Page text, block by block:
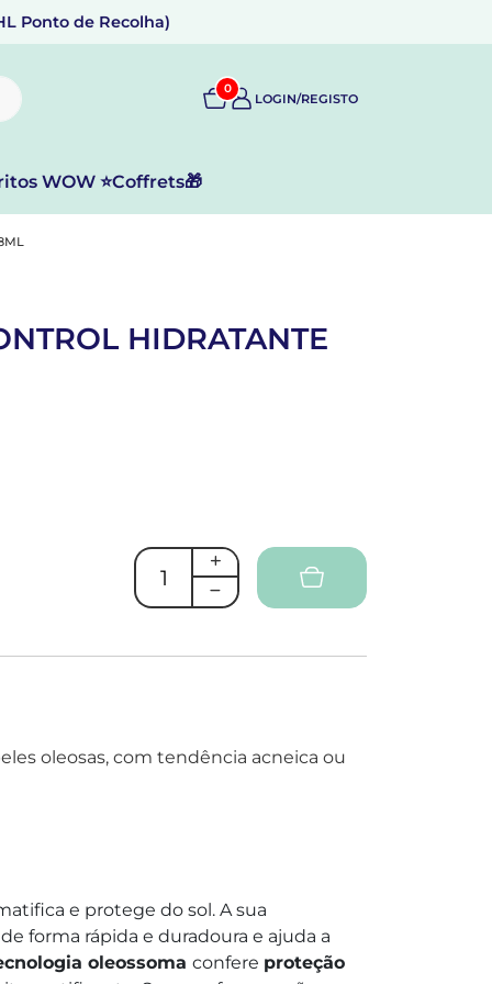
Ponto de Recolha)
0
LOGIN/REGISTO
WOW ⭐Coffrets🎁
HIDRATANTE
oleosas, com tendência acneica ou
e protege do sol. A sua
forma rápida e duradoura e ajuda a
oleossoma confere proteção